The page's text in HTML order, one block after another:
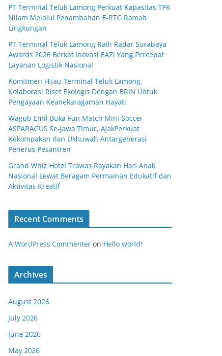
PT Terminal Teluk Lamong Perkuat Kapasitas TPK
Nilam Melalui Penambahan E-RTG Ramah
Lingkungan
PT Terminal Teluk Lamong Raih Radar Surabaya
Awards 2026 Berkat Inovasi EAZI Yang Percepat
Layanan Logistik Nasional
Komitmen Hijau Terminal Teluk Lamong,
Kolaborasi Riset Ekologis Dengan BRIN Untuk
Pengayaan Keanekaragaman Hayati
Wagub Emil Buka Fun Match Mini Soccer
ASPARAGUS Se-Jawa Timur, AjakPerkuat
Kekompakan dan Ukhuwah Antargenerasi
Penerus Pesantren
Grand Whiz Hotel Trawas Rayakan Hari Anak
Nasional Lewat Beragam Permainan Edukatif dan
Aktivitas Kreatif
Recent Comments
A WordPress Commenter on Hello world!
Archives
August 2026
July 2026
June 2026
May 2026